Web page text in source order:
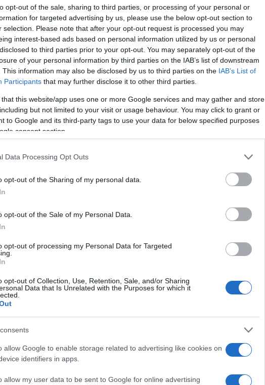
opt-out of the sale, sharing to third parties, or processing of your personal or
for targeted advertising by us, please use the below opt-out section to
selection. Please note that after your opt-out request is processed you may
interest-based ads based on personal information utilized by us or personal
to third parties prior to your opt-out. You may separately opt-out of the
of your personal information by third parties on the IAB’s list of downstream
This information may also be disclosed by us to third parties on the IAB’s List of
Participants that may further disclose it to other third parties.
that this website/app uses one or more Google services and may gather and store
but not limited to your visit or usage behaviour. You may click to grant or
to Google and its third-party tags to use your data for below specified purposes
consent section.
Data Processing Opt Outs
opt-out of the Sharing of my personal data.
opt-out of the Sale of my Personal Data.
opt-out of processing my Personal Data for Targeted
opt-out of Collection, Use, Retention, Sale, and/or Sharing
Data that Is Unrelated with the Purposes for which it
allow Google to enable storage related to advertising like cookies on
identifiers in apps.
allow my user data to be sent to Google for online advertising
campo della sostenibilità, mette in luce
aziende, esaminando il delicato equilibrio tra
di
Todeschini
europea sul
di rendicontare in modo trasparente le loro
Con una formazione in giurisprudenza,
alla sostenibilità da una prospettiva giuridica,
atto.